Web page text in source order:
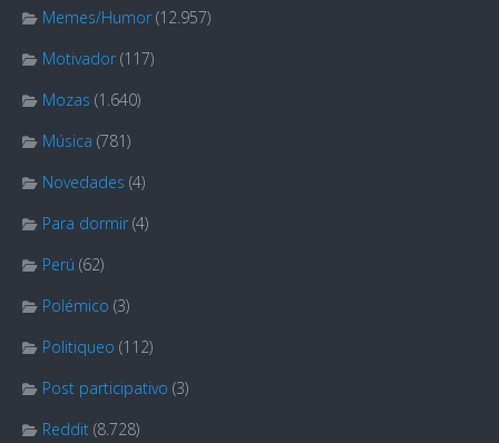
Memes/Humor (12.957)
Motivador (117)
Mozas (1.640)
Música (781)
Novedades (4)
Para dormir (4)
Perú (62)
Polémico (3)
Politiqueo (112)
Post participativo (3)
Reddit (8.728)